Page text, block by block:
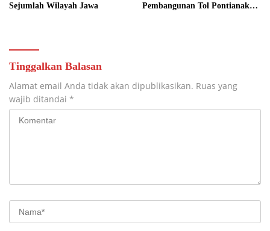
Sejumlah Wilayah Jawa
Pembangunan Tol Pontianak
Tinggalkan Balasan
Alamat email Anda tidak akan dipublikasikan. Ruas yang
wajib ditandai *